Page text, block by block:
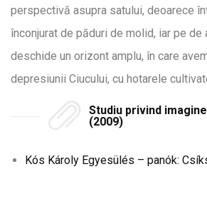
perspectivă asupra satului, deoarece
înconjurat de păduri de molid, iar pe de
deschide un orizont amplu, în care
depresiunii Ciucului, cu hotarele
Studiu privind
(2009)
Kós Károly Egyesülés – panók: